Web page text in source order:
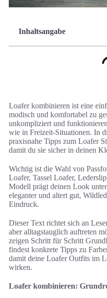
Inhaltsangabe
Loafer kombinieren ist eine
modisch und komfortabel zu
unkompliziert und
wie in Freizeit-Situationen. In
praxisnahe Tipps zum Loafer
damit du sie sicher in deinen
Wichtig ist die Wahl von
Loafer, Tassel Loafer,
Modell prägt deinen Look
eleganter und altert gut,
Eindruck.
Dieser Text richtet sich an
aber alltagstauglich auftreten
zeigen Schritt für Schritt
findest konkrete Tipps zu
damit deine Loafer Outfits im
wirken.
Loafer kombinieren: